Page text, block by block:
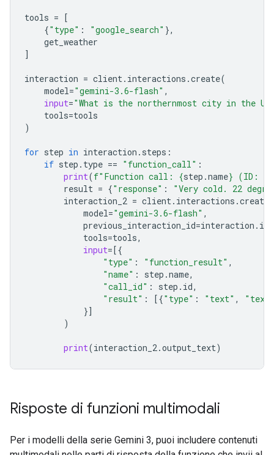
tools =
[
{"type" : "google_search" },
get_weather
]
interaction = client. interactions .create(
model="gemini-3.6-flash" ,
input="What is the northernmost city in the
tools=tools
)
for step in interaction . steps :
if step . type == "function_call" :
print(f"Function call: {step .name} (ID:
result = {"response" :
"Very cold. 22
interaction_2 = client. interactions .create
model="gemini-3.6-flash" ,
previous_interaction_id=interaction . id
tools=tools,
input= [{
"type" : "function_result" ,
"name" : step .name,
"call_id" : step . id,
"result" : [{"type" : "text" ,
}]
)
print(interaction_2.output_text)
Risposte di funzioni multimodali
Per i modelli della serie Gemini 3, puoi includere contenuti